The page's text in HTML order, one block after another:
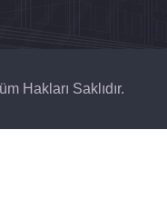
Hakları Saklıdır.